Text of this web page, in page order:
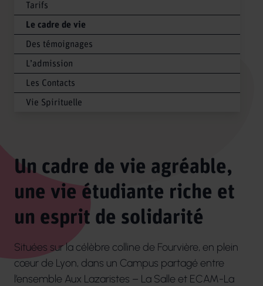
Un cadre de vie agréable,
une vie étudiante riche et
un esprit de solidarité
Situées sur la célèbre colline de Fourvière, en plein
cœur de Lyon, dans un Campus partagé entre
l’ensemble Aux Lazaristes – La Salle et ECAM-La
Tarifs
Le cadre de vie
Des témoignages
L’admission
Les Contacts
Vie Spirituelle